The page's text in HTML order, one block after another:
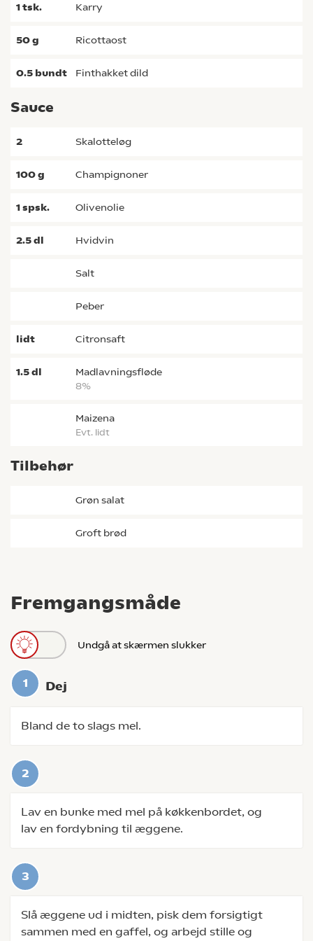
Fremgangsmåde
Undgå at skærmen slukker
Dej
Bland de to slags mel.
Lav en bunke med mel på køkkenbordet, og
lav en fordybning til æggene.
Slå æggene ud i midten, pisk dem forsigtigt
sammen med en gaffel, og arbejd stille og
1tsk. karry
50g ricottaost
0.5 bundt finthakket dild
Sauce
2 skalotteløg
100g champignoner
1spsk. olivenolie
2.5dl hvidvin
salt
peber
lidt citronsaft
1.5dl madlavningsfløde
8%
Maizena
evt. lidt
Tilbehør
grøn salat
Groft brød